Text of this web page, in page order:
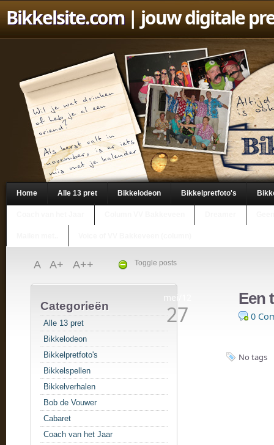
Bikkelsite.com| jouw digitale
Home Alle 13 pret Bikkelodeon Bikkelpretfoto's
Toggle posts
A A+ A++
Categorieën
Alle 13 pret
Bikkelodeon
Bikkelpretfoto's
Bikkelspellen
Bikkelverhalen
Bob de Vouwer
Cabaret
Coach van het Jaar
mei/12
27
Een
0
No tags